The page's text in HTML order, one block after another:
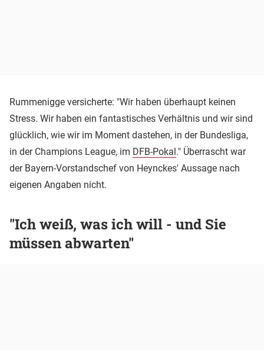
Rummenigge versicherte: "Wir haben überhaupt keinen
Stress. Wir haben ein fantastisches Verhältnis und wir sind
glücklich, wie wir im Moment dastehen, in der Bundesliga,
in der Champions League, im DFB-Pokal." Überrascht war
der Bayern-Vorstandschef von Heynckes' Aussage nach
eigenen Angaben nicht.
"Ich weiß, was ich will - und Sie
müssen abwarten"